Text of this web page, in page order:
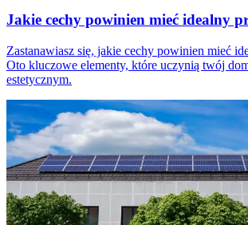
Jakie cechy powinien mieć idealny
Zastanawiasz się, jakie cechy powinien mieć
Oto kluczowe elementy, które uczynią twój
estetycznym.